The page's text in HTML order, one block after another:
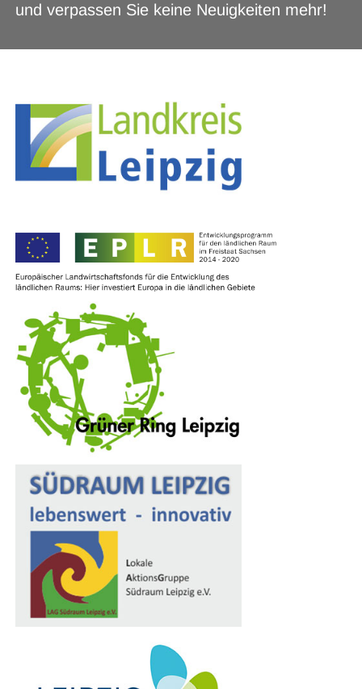
und verpassen Sie keine Neuigkeiten mehr!